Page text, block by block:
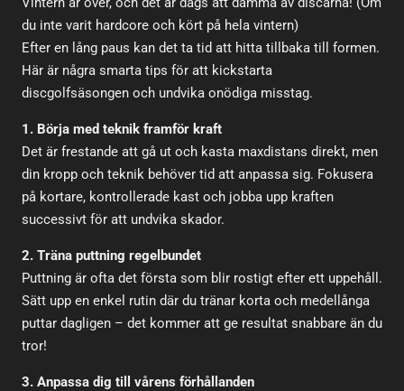
du inte varit hardcore och kört på hela vintern)
Efter en lång paus kan det ta tid att hitta tillbaka till formen.
Här är några smarta tips för att kickstarta
discgolfsäsongen och undvika onödiga misstag.
1. Börja med teknik framför kraft
Det är frestande att gå ut och kasta maxdistans direkt, men
din kropp och teknik behöver tid att anpassa sig. Fokusera
på kortare, kontrollerade kast och jobba upp kraften
successivt för att undvika skador.
2. Träna puttning regelbundet
Puttning är ofta det första som blir rostigt efter ett uppehåll.
Sätt upp en enkel rutin där du tränar korta och medellånga
puttar dagligen – det kommer att ge resultat snabbare än du
tror!
3. Anpassa dig till vårens förhållanden